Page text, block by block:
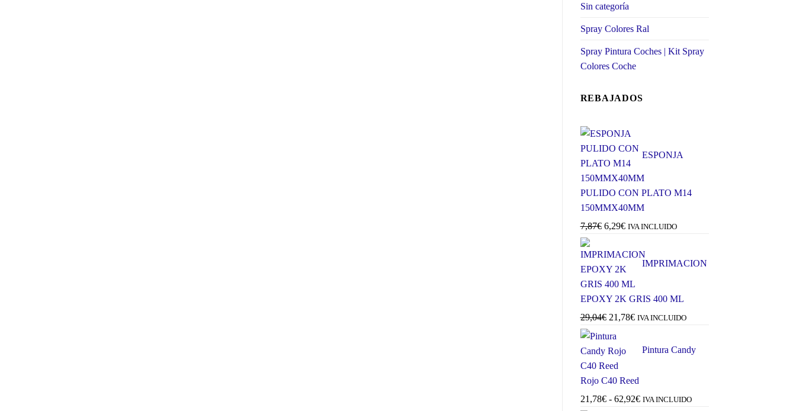
Sin categoría
Spray Colores Ral
Spray Pintura Coches | Kit Spray
Colores Coche
REBAJADOS
ESPONJA
PULIDO CON PLATO M14
150MMX40MM
7,87€ El
original
era:
7,87€.
6,29€El
actual
es:
6,29€.
IVA INCLUIDO
IMPRIMACION
EPOXY 2K GRIS 400 ML
29,04€ El
original
era:
29,04€.
21,78€El
actual
21,78€.
IVA INCLUIDO
Pintura Candy
Rojo C40 Reed
21,78€ - 62,92€Rango
IVA INCLUIDO